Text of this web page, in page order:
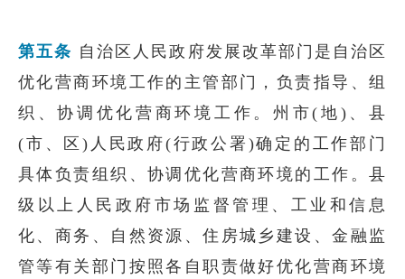
第五条 自治区人民政府发展改革部门是自治区
优化营商环境工作的主管部门，负责指导、组
织、协调优化营商环境工作。州市(地)、县
(市、区)人民政府(行政公署)确定的工作部门
具体负责组织、协调优化营商环境的工作。县
级以上人民政府市场监督管理、工业和信息
化、商务、自然资源、住房城乡建设、金融监
管等有关部门按照各自职责做好优化营商环境